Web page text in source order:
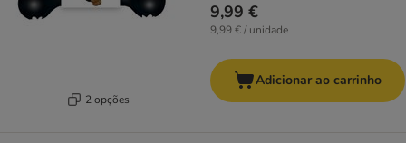
2 opções
9,99 €
9,99 € / unidade
Adicionar ao carrinho